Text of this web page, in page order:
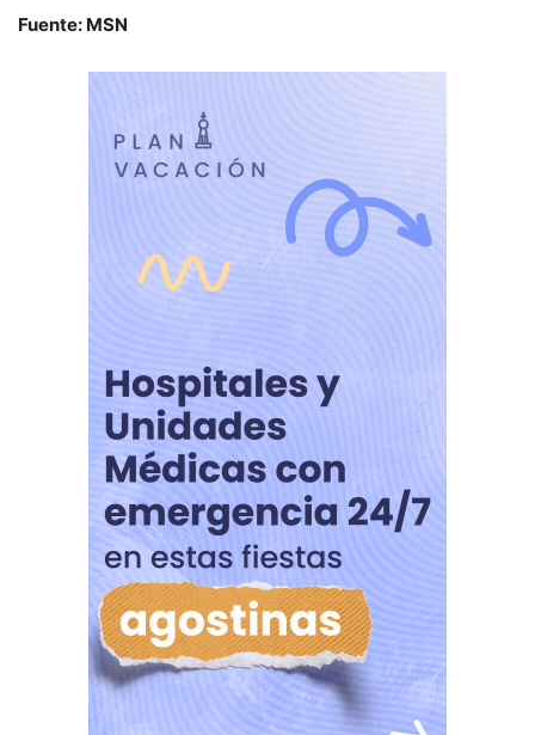
Fuente: MSN